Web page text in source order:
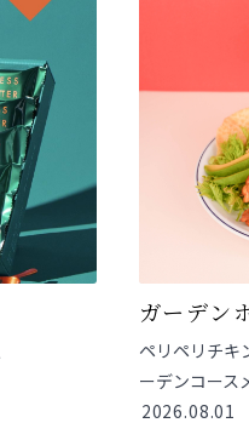
ガーデン
ペリペリチキ
ーデンコース
2026.08.01